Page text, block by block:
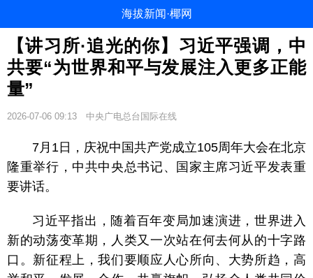
海拔新闻·椰网
【讲习所·追光的你】习近平强调，中
共要“为世界和平与发展注入更多正能
量”
2026-07-06 09:13 中央广电总台国际在线
7月1日，庆祝中国共产党成立105周年大会在北京
隆重举行，中共中央总书记、国家主席习近平发表重
要讲话。
习近平指出，随着百年变局加速演进，世界进入
新的动荡变革期，人类又一次站在何去何从的十字路
口。新征程上，我们要顺应人心所向、大势所趋，高